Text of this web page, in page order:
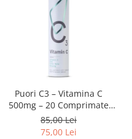
Puori C3 – Vitamina C
500mg – 20 Comprimate
Efervescente
85,00 Lei
75,00 Lei